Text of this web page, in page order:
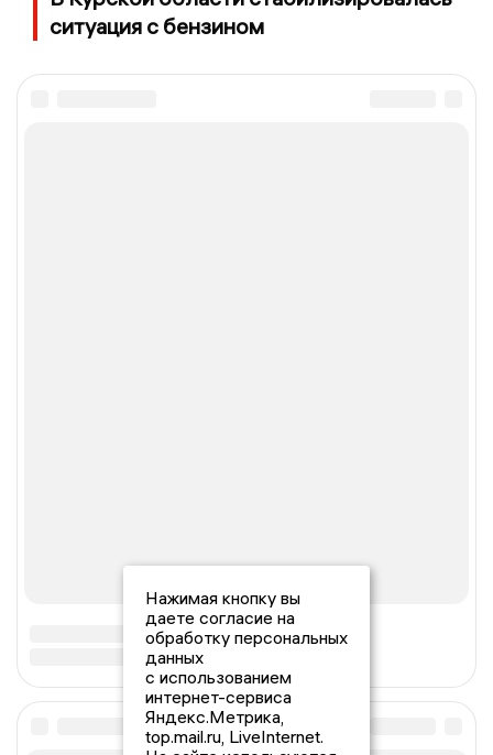
ситуация с бензином
Нажимая кнопку вы
даете согласие на
обработку персональных
данных
с использованием
интернет-сервиса
Яндекс.Метрика,
top.mail.ru, LiveInternet.